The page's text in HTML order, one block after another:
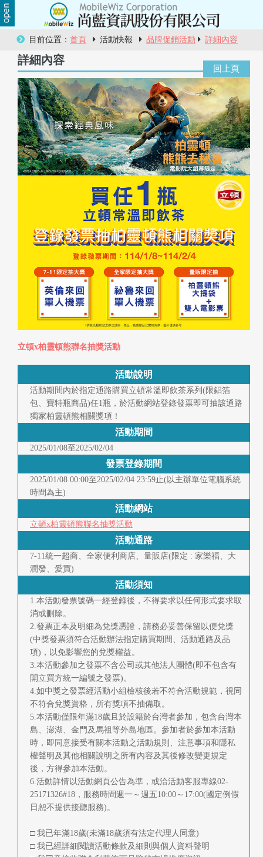
目前位置： 首頁 活動快報 品牌促銷活動 詳細內容
詳細內容
立頓x柏靈頓熊聯名抽獎活動
活動說明
活動期間內於指定通路購買立頓常溫即飲茶系列(限鋁箔
包、寶特瓶商品)任1瓶，於活動網站登錄發票即可抽該通路
獨家柏靈頓熊相關獎項！
活動期間
2025/01/08至2025/02/04
發票登錄期間
2025/01/08 00:00至2025/02/04 23:59止(以主辦單位電腦系統
時間為主)
活動網站
立頓x柏靈頓熊聯名抽獎活動
活動通路
7-11統一超商、全家便利商店、量販店(限定 : 家樂福、大
潤發、愛買)
活動須知
1.本活動發票號碼一經登錄後，不得要求以任何形式要求取
消或刪除。
2.發票正本及明細為兌獎憑證，請務必妥善保留以便兌獎
(中獎發票須符合活動辦法指定購買期間、活動通路及品
項)，以免影響您的兌獎權益。
3.本活動參加之發票不含公司或其他法人團體(即不包含有
開立買方統一編號之發票)。
4.如中獎之發票經活動小組檢核後若不符合活動規範，視同
不符合兌獎資格，所有獎項不抽備取。
5.本活動僅限年滿18歲且於設籍於台灣者參加，包含台灣本
島、澎湖、金門及馬祖等外島地區。參加者於參加本活動
時，即同意接受有關本活動之活動規則、注意事項和隱私
權聲明及其他相關說明之所有內容及其後修改變更規定
後，方得參加本活動。
6.活動詳情以活動網頁公告為準，或洽活動客服專線02-
25171326#18，服務時間週一～週五10:00～17:00(國定例假
日恕不提供接聽服務)。
□ 我已年滿18歲(未滿18歲須有法定代理人同意)
□ 我已經詳細閱讀活動條款及細則與個人資料聲明